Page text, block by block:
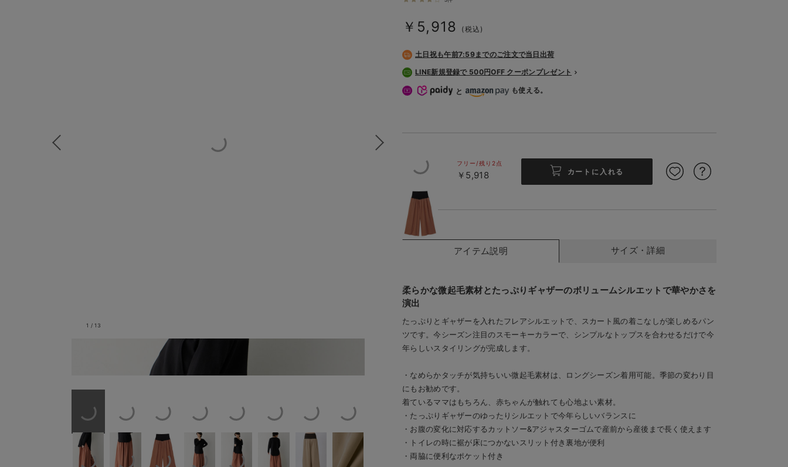
テラコッタ／モデル身長：165cm／着用サイズ：フリー テラコッタ
1 /13
￥5,918 (税込)
土日祝も午前7:59までのご注文で当日出荷
LINE新規登録で 500円OFF クーポンプレゼント
と も使える。
テラコッタ
フリー/残り2点
￥5,918 カートに入れる
アイテム説明 サイズ・詳細
柔らかな微起毛素材とたっぷりギャザーのボリュームシルエットで華やかさを
演出
たっぷりとギャザーを入れたフレアシルエットで、スカート風の着こなしが楽しめるパン
ツです。今シーズン注目のスモーキーカラーで、シンプルなトップスを合わせるだけで今
年らしいスタイリングが完成します。
・なめらかタッチが気持ちいい微起毛素材は、ロングシーズン着用可能。季節の変わり目
にもお勧めです。
着ているママはもちろん、赤ちゃんが触れても心地よい素材。
・たっぷりギャザーのゆったりシルエットで今年らしいバランスに
・お腹の変化に対応するカットソー&アジャスターゴムで産前から産後まで長く使えます
・トイレの時に裾が床につかないスリット付き裏地が便利
・両脇に便利なポケット付き